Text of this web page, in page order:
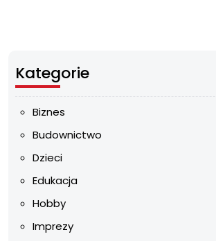
Kategorie
Biznes
Budownictwo
Dzieci
Edukacja
Hobby
Imprezy